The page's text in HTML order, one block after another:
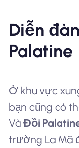
Diễn
Palatine
Ở khu vực
bạn cũng có
Và Đồi
trường La Mã